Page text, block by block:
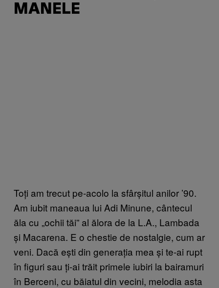
MANELE
Toți am trecut pe-acolo la sfârșitul anilor ’90.
Am iubit maneaua lui Adi Minune, cântecul
ăla cu „ochii tăi” al ălora de la L.A., Lambada
și Macarena. E o chestie de nostalgie, cum ar
veni. Dacă ești din generația mea și te-ai rupt
în figuri sau ți-ai trăit primele iubiri la bairamuri
în Berceni, cu băiatul din vecini, melodia asta